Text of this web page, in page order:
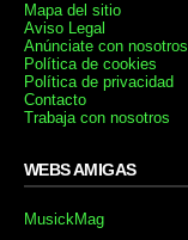
Mapa del sitio
Aviso Legal
Anúnciate con nosotros
Política de cookies
Política de privacidad
Contacto
Trabaja con nosotros
WEBS AMIGAS
MusickMag